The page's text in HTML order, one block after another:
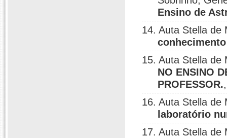
Ensino de
14. Auta Stella
15. Auta Stella
NO ENSINO
PROFESSOR.
16. Auta Stella
laboratório
17. Auta Stella de